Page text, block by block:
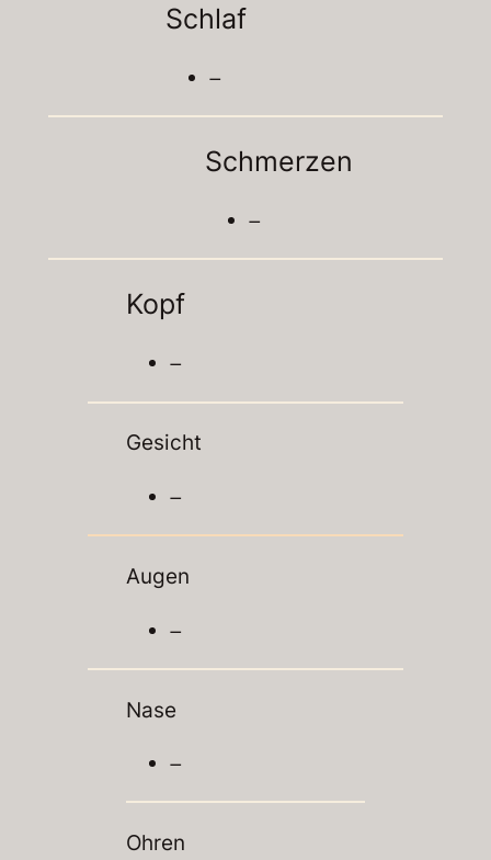
Schlaf
–
Schmerzen
–
Kopf
–
Gesicht
–
Augen
–
Nase
–
Ohren